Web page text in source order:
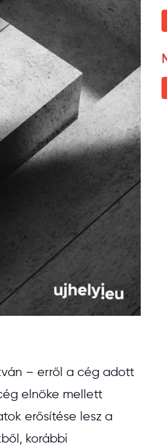
– erről a cég adott
elnöke mellett
erősítése lesz a
korábbi